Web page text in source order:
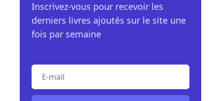
Inscrivez-vous pour recevoir les
derniers livres ajoutés sur le site une
fois par semaine